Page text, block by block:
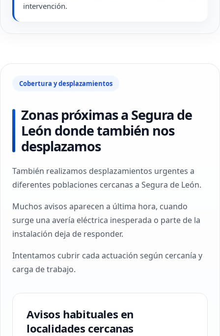
intervención.
Cobertura y desplazamientos
Zonas próximas a Segura de
León donde también nos
desplazamos
También realizamos desplazamientos urgentes a
diferentes poblaciones cercanas a Segura de León.
Muchos avisos aparecen a última hora, cuando
surge una avería eléctrica inesperada o parte de la
instalación deja de responder.
Intentamos cubrir cada actuación según cercanía y
carga de trabajo.
Avisos habituales en
localidades cercanas